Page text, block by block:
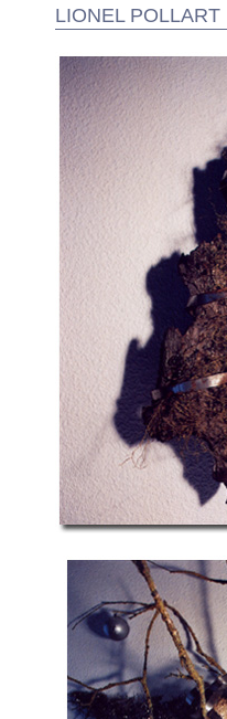
LIONEL POLLART